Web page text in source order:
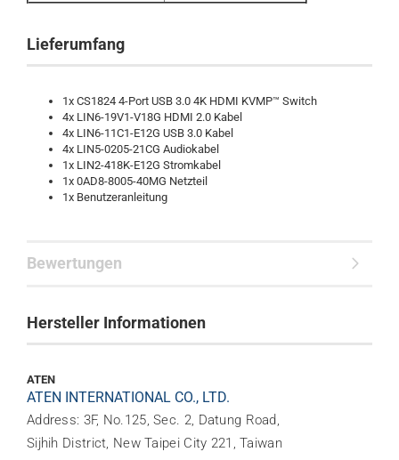
Lieferumfang
1x CS1824 4-Port USB 3.0 4K HDMI KVMP™ Switch
4x LIN6-19V1-V18G HDMI 2.0 Kabel
4x LIN6-11C1-E12G USB 3.0 Kabel
4x LIN5-0205-21CG Audiokabel
1x LIN2-418K-E12G Stromkabel
1x 0AD8-8005-40MG Netzteil
1x Benutzeranleitung
Bewertungen
Hersteller Informationen
ATEN
ATEN INTERNATIONAL CO., LTD.
Address: 3F, No.125, Sec. 2, Datung Road,
Sijhih District, New Taipei City 221, Taiwan